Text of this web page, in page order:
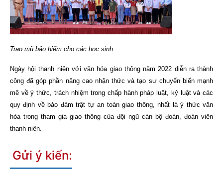
Trao mũ bảo hiểm cho các học sinh
Ngày hội thanh niên với văn hóa giao thông năm 2022 diễn ra thành
công đã góp phần nâng cao nhận thức và tạo sự chuyển biến mạnh
mẽ về ý thức, trách nhiệm trong chấp hành pháp luật, kỷ luật và các
quy định về bảo đảm trật tự an toàn giao thông, nhất là ý thức văn
hóa trong tham gia giao thông của đội ngũ cán bộ đoàn, đoàn viên
thanh niên.
Gửi ý kiến: